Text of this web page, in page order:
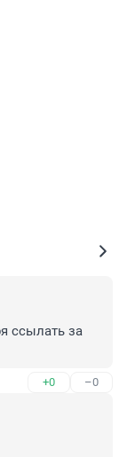
ссылать за
+0 –0